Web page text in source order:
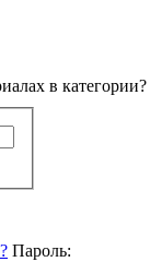
в категории?
Пароль: